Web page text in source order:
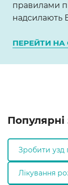
правилами
надсилають
ПЕРЕЙТИ НА
Популярні
Зробити узд
Лікування